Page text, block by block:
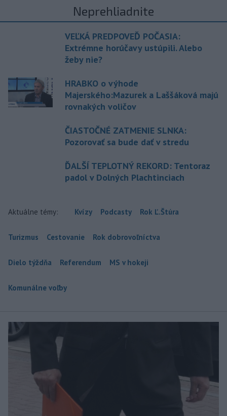
Neprehliadnite
VEĽKÁ PREDPOVEĎ POČASIA:
Extrémne horúčavy ustúpili. Alebo
žeby nie?
HRABKO o výhode
Majerského:Mazurek a Laššáková majú
rovnakých voličov
ČIASTOČNÉ ZATMENIE SLNKA:
Pozorovať sa bude dať v stredu
ĎALŠÍ TEPLOTNÝ REKORD: Tentoraz
padol v Dolných Plachtinciach
Aktuálne témy: Kvízy Podcasty Rok Ľ.Štúra
Turizmus Cestovanie Rok dobrovoľníctva
Dielo týždňa Referendum MS v hokeji
Komunálne voľby